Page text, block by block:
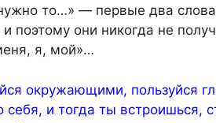
то…» — первые два
поэтому они никогда не
я, мой»…
окружающими, пользуйся
себя, и тогда ты встроишься,